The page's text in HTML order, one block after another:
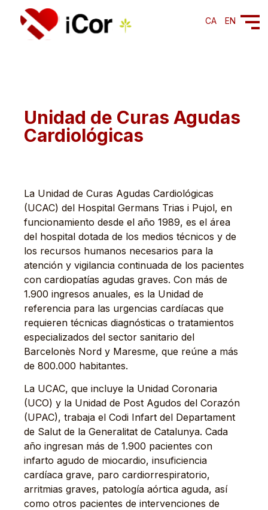
CA EN
Unidad de Curas Agudas
Cardiológicas
La Unidad de Curas Agudas Cardiológicas
(UCAC) del Hospital Germans Trias i Pujol, en
funcionamiento desde el año 1989, es el área
del hospital dotada de los medios técnicos y de
los recursos humanos necesarios para la
atención y vigilancia continuada de los pacientes
con cardiopatías agudas graves. Con más de
1.900 ingresos anuales, es la Unidad de
referencia para las urgencias cardíacas que
requieren técnicas diagnósticas o tratamientos
especializados del sector sanitario del
Barcelonès Nord y Maresme, que reúne a más
de 800.000 habitantes.
La UCAC, que incluye la Unidad Coronaria
(UCO) y la Unidad de Post Agudos del Corazón
(UPAC), trabaja el Codi Infart del Departament
de Salut de la Generalitat de Catalunya. Cada
año ingresan más de 1.900 pacientes con
infarto agudo de miocardio, insuficiencia
cardíaca grave, paro cardiorrespiratorio,
arritmias graves, patología aórtica aguda, así
como otros pacientes de intervenciones de